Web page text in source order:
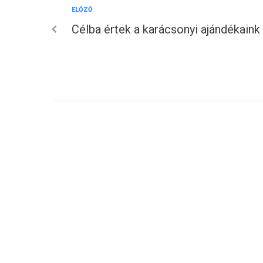
Bejegyzés
Előző
ELŐZŐ
Célba értek a karácsonyi ajándékaink